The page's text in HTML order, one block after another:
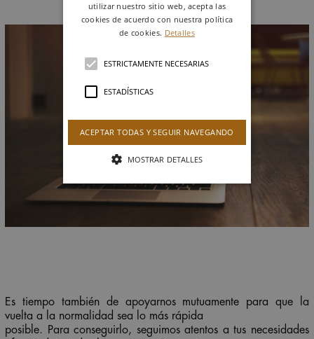
Es tiempo también de apoyarnos mutuamente para que la
vuelta a la normalidad sea lo más rápida
posible. Para conseguirlo, seguimos atentos a tus necesidades
utilizar nuestro sitio web, acepta las
cookies de acuerdo con nuestra política
de cookies. Detalles
ESTRICTAMENTE NECESARIAS
ESTADÍSTICAS
ACEPTAR TODAS Y SEGUIR NAVEGANDO
MOSTRAR DETALLES